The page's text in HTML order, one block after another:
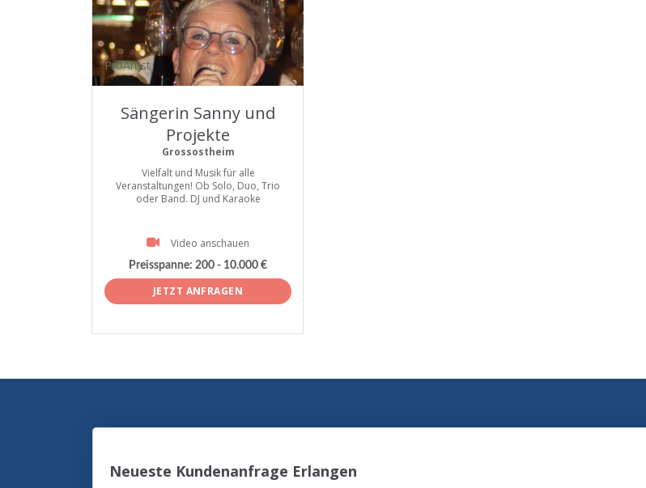
ProArtist
Sängerin Sanny und
Projekte
Grossostheim
Vielfalt und Musik für alle
Veranstaltungen! Ob Solo, Duo, Trio
oder Band. DJ und Karaoke
Video anschauen
Preisspanne: 200 - 10.000 €
JETZT ANFRAGEN
Neueste Kundenanfrage Erlangen